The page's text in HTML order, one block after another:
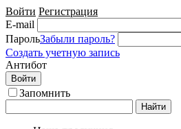
Войти Регистрация
E-mail
ПарольЗабыли пароль?
Создать учетную запись
Антибот
Войти
Запомнить
Найти